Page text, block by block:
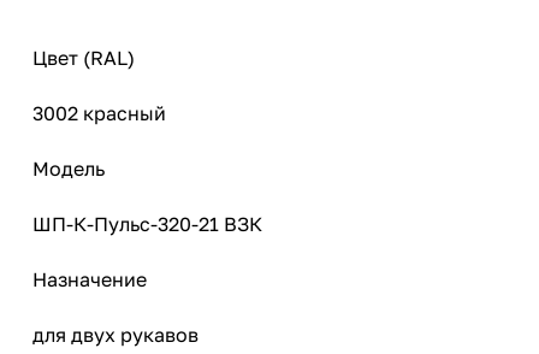
Цвет (RAL)
3002 красный
Модель
ШП-К-Пульс-320-21 ВЗК
Назначение
для двух рукавов